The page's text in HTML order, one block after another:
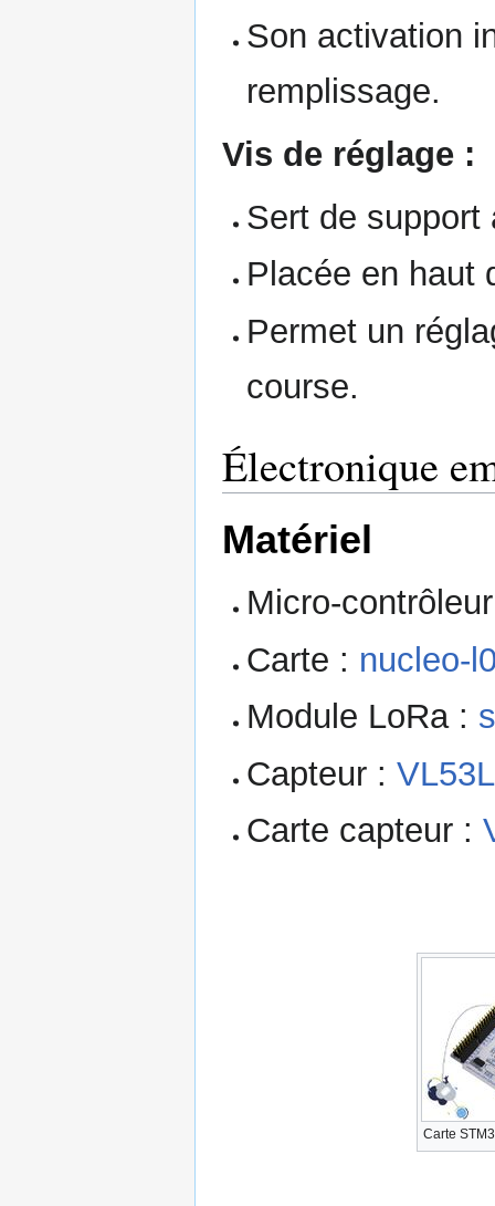
Son activation
remplissage.
Vis de réglage :
Sert de support
Placée en haut
Permet un
course.
Électronique
Matériel
Micro-
Carte : nucleo-
Module LoRa :
Capteur :
Carte capteur :
Carte